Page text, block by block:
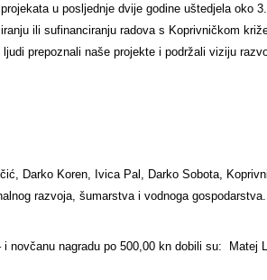
u posljednje dvije godine uštedjela oko
ili sufinanciranju radova s Koprivničkom
prepoznali naše projekte i podržali viziju
Darko Koren, Ivica Pal, Darko Sobota,
razvoja, šumarstva i vodnoga gospodarstva.
nagradu po 500,00 kn dobili su: Matej